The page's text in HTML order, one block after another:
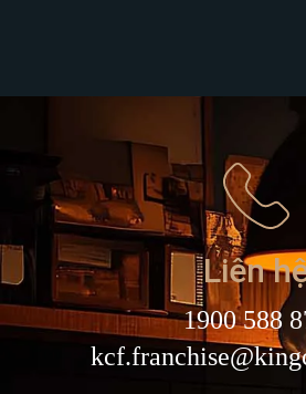
Liên
1900 588